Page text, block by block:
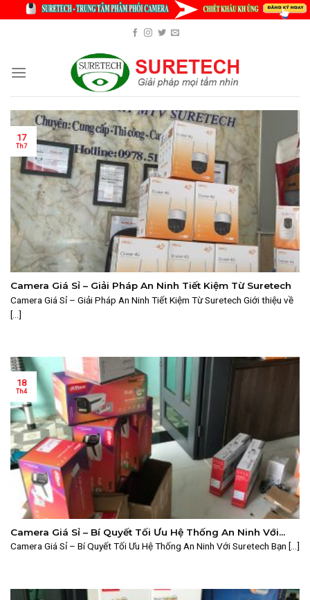
Camera Giá Sỉ – Giải Pháp An Ninh Tiết Kiệm Từ Suretech
Camera Giá Sỉ – Giải Pháp An Ninh Tiết Kiệm Từ Suretech Giới thiệu về
[...]
17
Th7
Camera Giá Sỉ – Bí Quyết Tối Ưu Hệ Thống An Ninh Với
Suretech
Camera Giá Sỉ – Bí Quyết Tối Ưu Hệ Thống An Ninh Với Suretech Bạn [...]
18
Th4